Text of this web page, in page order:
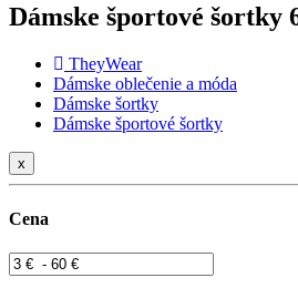
Dámske športové šortky
TheyWear
Dámske oblečenie a móda
Dámske šortky
Dámske športové šortky
x
Cena